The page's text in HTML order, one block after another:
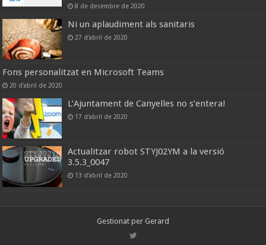
8 de desembre de 2020
Ni un aplaudiment als sanitaris
27 d'abril de 2020
Fons personalitzat en Microsoft Teams
20 d'abril de 2020
L’Ajuntament de Canyelles no s’entera!
17 d'abril de 2020
Actualitzar robot STYJ02YM a la versió
3.5.3_0047
13 d'abril de 2020
Gestionat per Gerard